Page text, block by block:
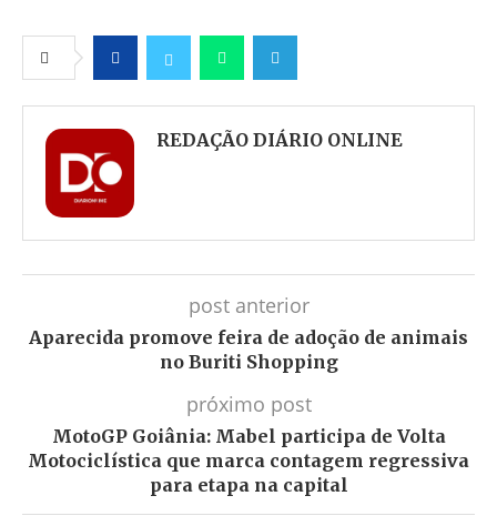
FacebookTwitter WhatsappTelegram
REDAÇÃO DIÁRIO ONLINE
post anterior
Aparecida promove feira de adoção de animais
no Buriti Shopping
próximo post
MotoGP Goiânia: Mabel participa de Volta
Motociclística que marca contagem regressiva
para etapa na capital